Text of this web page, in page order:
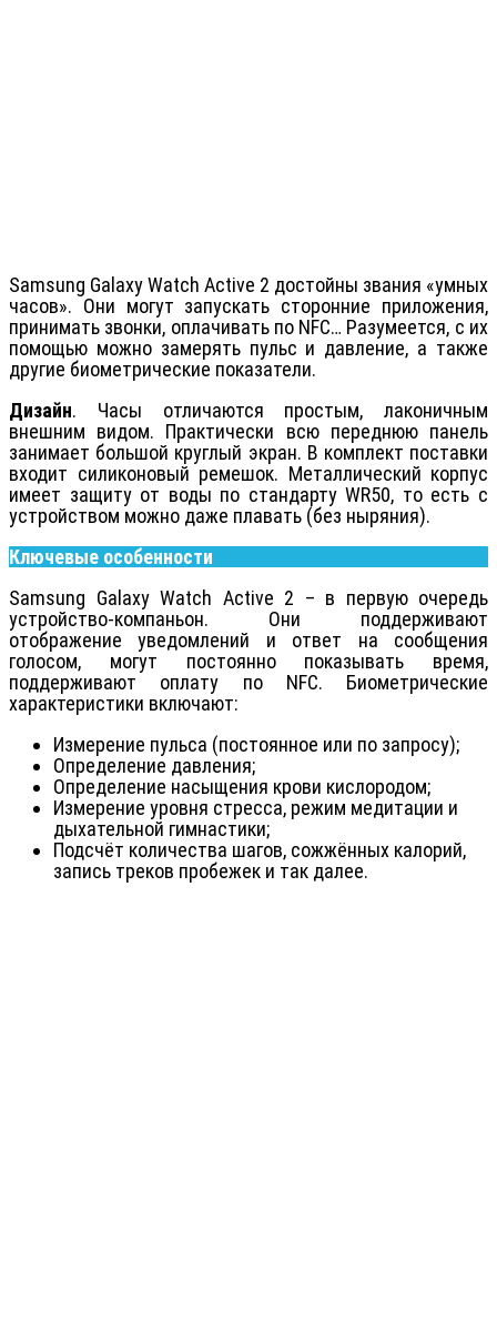
Samsung Galaxy Watch Active 2 достойны звания «умных
часов». Они могут запускать сторонние приложения,
принимать звонки, оплачивать по NFC… Разумеется, с их
помощью можно замерять пульс и давление, а также
другие биометрические показатели.
Дизайн. Часы отличаются простым, лаконичным
внешним видом. Практически всю переднюю панель
занимает большой круглый экран. В комплект поставки
входит силиконовый ремешок. Металлический корпус
имеет защиту от воды по стандарту WR50, то есть с
устройством можно даже плавать (без ныряния).
Ключевые особенности
Samsung Galaxy Watch Active 2 – в первую очередь
устройство-компаньон. Они поддерживают
отображение уведомлений и ответ на сообщения
голосом, могут постоянно показывать время,
поддерживают оплату по NFC. Биометрические
характеристики включают:
Измерение пульса (постоянное или по запросу);
Определение давления;
Определение насыщения крови кислородом;
Измерение уровня стресса, режим медитации и
дыхательной гимнастики;
Подсчёт количества шагов, сожжённых калорий,
запись треков пробежек и так далее.